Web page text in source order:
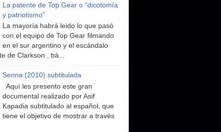
La patente de Top Gear o "dicotomía
y patriotismo"
La mayoría habrá leido lo que pasó
con el equipo de Top Gear filmando
en el sur argentino y el escándalo
de Clarkson , bá...
Senna (2010) subtitulada
Aquí les presento este gran
documental realizado por Asif
Kapadia subtitulado al español, que
tiene el objetivo de mostrar a través